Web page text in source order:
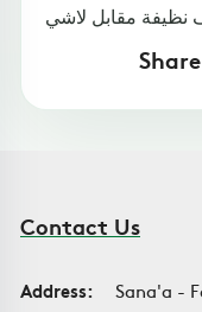
Contact Us
Address:
Sana'a -